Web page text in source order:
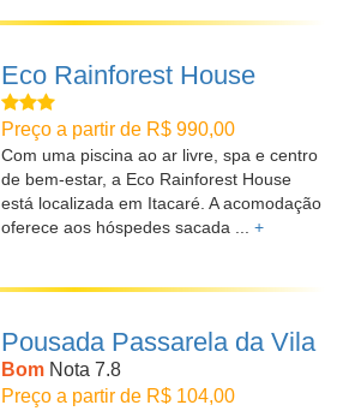
Eco Rainforest House
Preço a partir de R$ 990,00
Com uma piscina ao ar livre, spa e centro
de bem-estar, a Eco Rainforest House
está localizada em Itacaré. A acomodação
oferece aos hóspedes sacada ... +
Pousada Passarela da Vila
Bom Nota 7.8
Preço a partir de R$ 104,00